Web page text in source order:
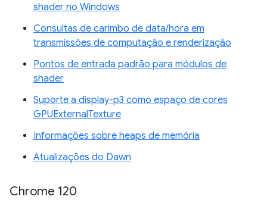
shader no Windows
Consultas de carimbo de data/hora em
transmissões de computação e renderização
Pontos de entrada padrão para módulos de
shader
Suporte a display-p3 como espaço de cores
GPUExternalTexture
Informações sobre heaps de memória
Atualizações do Dawn
Chrome 120